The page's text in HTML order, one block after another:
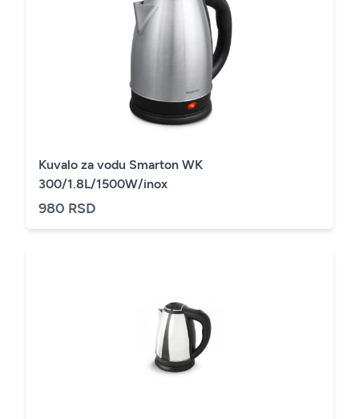
Kuvalo za vodu Smarton WK
300/1.8L/1500W/inox
980 RSD